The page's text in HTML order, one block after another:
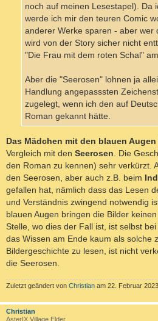
noch auf meinen Lesestapel). Da
werde ich mir den teuren Comic
anderer Werke sparen - aber wer
wird von der Story sicher nicht
"Die Frau mit dem roten Schal"
Aber die "Seerosen" lohnen ja
Handlung angepasssten
zugelegt, wenn ich den auf
Roman gekannt hätte.
Das Mädchen mit den blauen Augen
Vergleich mit den Seerosen . Die
den Roman zu kennen) sehr verkürzt.
den Seerosen, aber auch z.B. beim
gefallen hat, nämlich dass das Lesen
und Verständnis zwingend notwendig
blauen Augen bringen die Bilder
Stelle, wo dies der Fall ist, ist selbst
das Wissen am Ende kaum als solche
Bildergeschichte zu lesen, ist nicht
die Seerosen.
Zuletzt geändert von Christian am 22. Februar
Christian
AsterIX Village Elder